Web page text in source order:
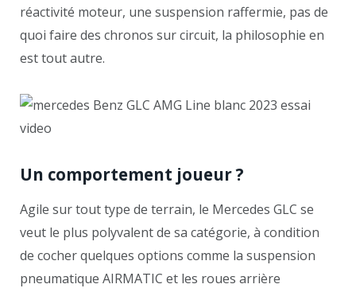
réactivité moteur, une suspension raffermie, pas de
quoi faire des chronos sur circuit, la philosophie en
est tout autre.
Un comportement joueur ?
Agile sur tout type de terrain, le Mercedes GLC se
veut le plus polyvalent de sa catégorie, à condition
de cocher quelques options comme la suspension
pneumatique AIRMATIC et les roues arrière